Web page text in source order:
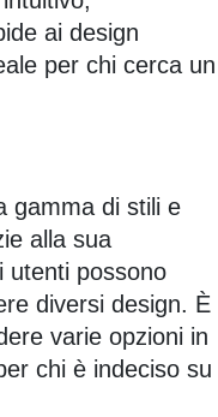
ai design
per chi cerca un
gamma di stili e
alla sua
utenti possono
diversi design. È
varie opzioni in
chi è indeciso su